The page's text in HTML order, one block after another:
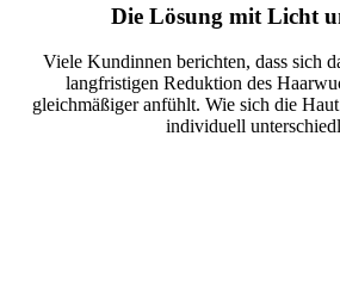
Die Lösung mit Licht
Viele Kundinnen berichten, dass sich
langfristigen Reduktion des
gleichmäßiger anfühlt. Wie sich die
individuell